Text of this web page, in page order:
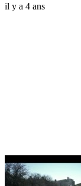
il y a 4 ans